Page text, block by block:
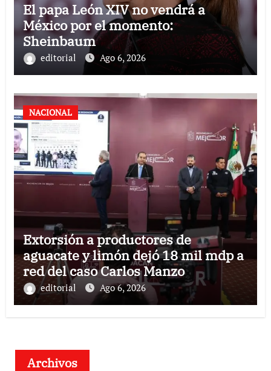
El papa León XIV no vendrá a
México por el momento:
Sheinbaum
editorial Ago 6, 2026
NACIONAL
Extorsión a productores de
aguacate y limón dejó 18 mil mdp a
red del caso Carlos Manzo
editorial Ago 6, 2026
Archivos